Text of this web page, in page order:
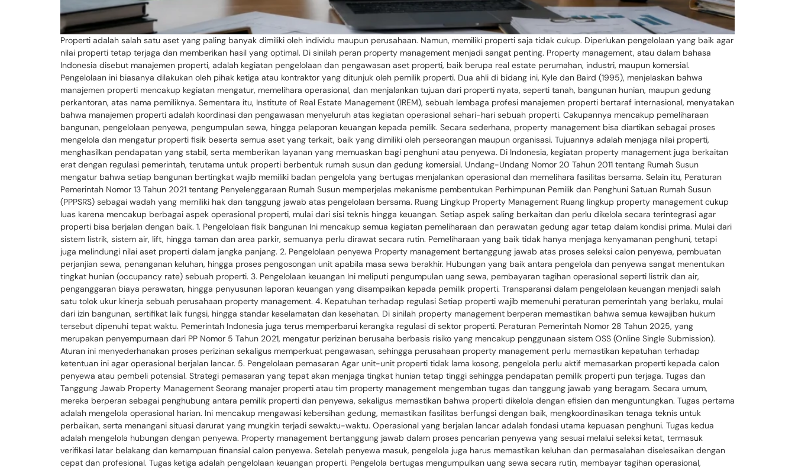
Properti adalah salah satu aset yang paling banyak dimiliki oleh individu maupun perusahaan. Namun, memiliki properti saja tidak cukup. Diperlukan pengelolaan yang baik agar
nilai properti tetap terjaga dan memberikan hasil yang optimal. Di sinilah peran property management menjadi sangat penting. Property management, atau dalam bahasa
Indonesia disebut manajemen properti, adalah kegiatan pengelolaan dan pengawasan aset properti, baik berupa real estate perumahan, industri, maupun komersial.
Pengelolaan ini biasanya dilakukan oleh pihak ketiga atau kontraktor yang ditunjuk oleh pemilik properti. Dua ahli di bidang ini, Kyle dan Baird (1995), menjelaskan bahwa
manajemen properti mencakup kegiatan mengatur, memelihara operasional, dan menjalankan tujuan dari properti nyata, seperti tanah, bangunan hunian, maupun gedung
perkantoran, atas nama pemiliknya. Sementara itu, Institute of Real Estate Management (IREM), sebuah lembaga profesi manajemen properti bertaraf internasional, menyatakan
bahwa manajemen properti adalah koordinasi dan pengawasan menyeluruh atas kegiatan operasional sehari-hari sebuah properti. Cakupannya mencakup pemeliharaan
bangunan, pengelolaan penyewa, pengumpulan sewa, hingga pelaporan keuangan kepada pemilik. Secara sederhana, property management bisa diartikan sebagai proses
mengelola dan mengatur properti fisik beserta semua aset yang terkait, baik yang dimiliki oleh perseorangan maupun organisasi. Tujuannya adalah menjaga nilai properti,
menghasilkan pendapatan yang stabil, serta memberikan layanan yang memuaskan bagi penghuni atau penyewa. Di Indonesia, kegiatan property management juga berkaitan
erat dengan regulasi pemerintah, terutama untuk properti berbentuk rumah susun dan gedung komersial. Undang-Undang Nomor 20 Tahun 2011 tentang Rumah Susun
mengatur bahwa setiap bangunan bertingkat wajib memiliki badan pengelola yang bertugas menjalankan operasional dan memelihara fasilitas bersama. Selain itu, Peraturan
Pemerintah Nomor 13 Tahun 2021 tentang Penyelenggaraan Rumah Susun memperjelas mekanisme pembentukan Perhimpunan Pemilik dan Penghuni Satuan Rumah Susun
(PPPSRS) sebagai wadah yang memiliki hak dan tanggung jawab atas pengelolaan bersama. Ruang Lingkup Property Management Ruang lingkup property management cukup
luas karena mencakup berbagai aspek operasional properti, mulai dari sisi teknis hingga keuangan. Setiap aspek saling berkaitan dan perlu dikelola secara terintegrasi agar
properti bisa berjalan dengan baik. 1. Pengelolaan fisik bangunan Ini mencakup semua kegiatan pemeliharaan dan perawatan gedung agar tetap dalam kondisi prima. Mulai dari
sistem listrik, sistem air, lift, hingga taman dan area parkir, semuanya perlu dirawat secara rutin. Pemeliharaan yang baik tidak hanya menjaga kenyamanan penghuni, tetapi
juga melindungi nilai aset properti dalam jangka panjang. 2. Pengelolaan penyewa Property management bertanggung jawab atas proses seleksi calon penyewa, pembuatan
perjanjian sewa, penanganan keluhan, hingga proses pengosongan unit apabila masa sewa berakhir. Hubungan yang baik antara pengelola dan penyewa sangat menentukan
tingkat hunian (occupancy rate) sebuah properti. 3. Pengelolaan keuangan Ini meliputi pengumpulan uang sewa, pembayaran tagihan operasional seperti listrik dan air,
penganggaran biaya perawatan, hingga penyusunan laporan keuangan yang disampaikan kepada pemilik properti. Transparansi dalam pengelolaan keuangan menjadi salah
satu tolok ukur kinerja sebuah perusahaan property management. 4. Kepatuhan terhadap regulasi Setiap properti wajib memenuhi peraturan pemerintah yang berlaku, mulai
dari izin bangunan, sertifikat laik fungsi, hingga standar keselamatan dan kesehatan. Di sinilah property management berperan memastikan bahwa semua kewajiban hukum
tersebut dipenuhi tepat waktu. Pemerintah Indonesia juga terus memperbarui kerangka regulasi di sektor properti. Peraturan Pemerintah Nomor 28 Tahun 2025, yang
merupakan penyempurnaan dari PP Nomor 5 Tahun 2021, mengatur perizinan berusaha berbasis risiko yang mencakup penggunaan sistem OSS (Online Single Submission).
Aturan ini menyederhanakan proses perizinan sekaligus memperkuat pengawasan, sehingga perusahaan property management perlu memastikan kepatuhan terhadap
ketentuan ini agar operasional berjalan lancar. 5. Pengelolaan pemasaran Agar unit-unit properti tidak lama kosong, pengelola perlu aktif memasarkan properti kepada calon
penyewa atau pembeli potensial. Strategi pemasaran yang tepat akan menjaga tingkat hunian tetap tinggi sehingga pendapatan pemilik properti pun terjaga. Tugas dan
Tanggung Jawab Property Management Seorang manajer properti atau tim property management mengemban tugas dan tanggung jawab yang beragam. Secara umum,
mereka berperan sebagai penghubung antara pemilik properti dan penyewa, sekaligus memastikan bahwa properti dikelola dengan efisien dan menguntungkan. Tugas pertama
adalah mengelola operasional harian. Ini mencakup mengawasi kebersihan gedung, memastikan fasilitas berfungsi dengan baik, mengkoordinasikan tenaga teknis untuk
perbaikan, serta menangani situasi darurat yang mungkin terjadi sewaktu-waktu. Operasional yang berjalan lancar adalah fondasi utama kepuasan penghuni. Tugas kedua
adalah mengelola hubungan dengan penyewa. Property management bertanggung jawab dalam proses pencarian penyewa yang sesuai melalui seleksi ketat, termasuk
verifikasi latar belakang dan kemampuan finansial calon penyewa. Setelah penyewa masuk, pengelola juga harus memastikan keluhan dan permasalahan diselesaikan dengan
cepat dan profesional. Tugas ketiga adalah pengelolaan keuangan properti. Pengelola bertugas mengumpulkan uang sewa secara rutin, membayar tagihan operasional,